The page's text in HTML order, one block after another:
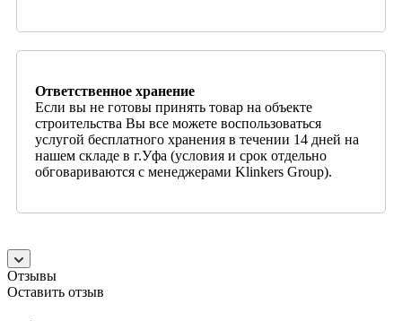
Ответственное хранение
Если вы не готовы принять товар на объекте
строительства Вы все можете воспользоваться
услугой бесплатного хранения в течении 14 дней на
нашем складе в г.Уфа (условия и срок отдельно
обговариваются с менеджерами Klinkers Group).
Отзывы
Оставить отзыв